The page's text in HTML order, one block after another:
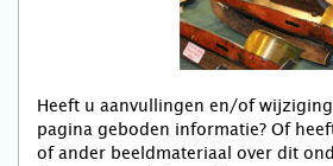
Heeft u aanvullingen en/of
pagina geboden informatie? Of
of ander beeldmateriaal over dit